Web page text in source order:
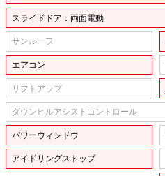
スライドドア：両面電動
サンルーフ
エアコン
リフトアップ
ダウンヒルアシストコントロール
パワーウィンドウ
アイドリングストップ